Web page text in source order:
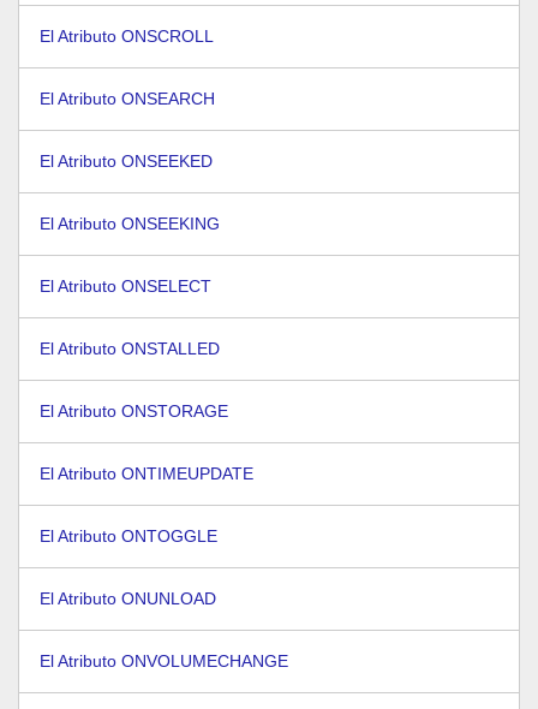
El Atributo ONSCROLL
El Atributo ONSEARCH
El Atributo ONSEEKED
El Atributo ONSEEKING
El Atributo ONSELECT
El Atributo ONSTALLED
El Atributo ONSTORAGE
El Atributo ONTIMEUPDATE
El Atributo ONTOGGLE
El Atributo ONUNLOAD
El Atributo ONVOLUMECHANGE